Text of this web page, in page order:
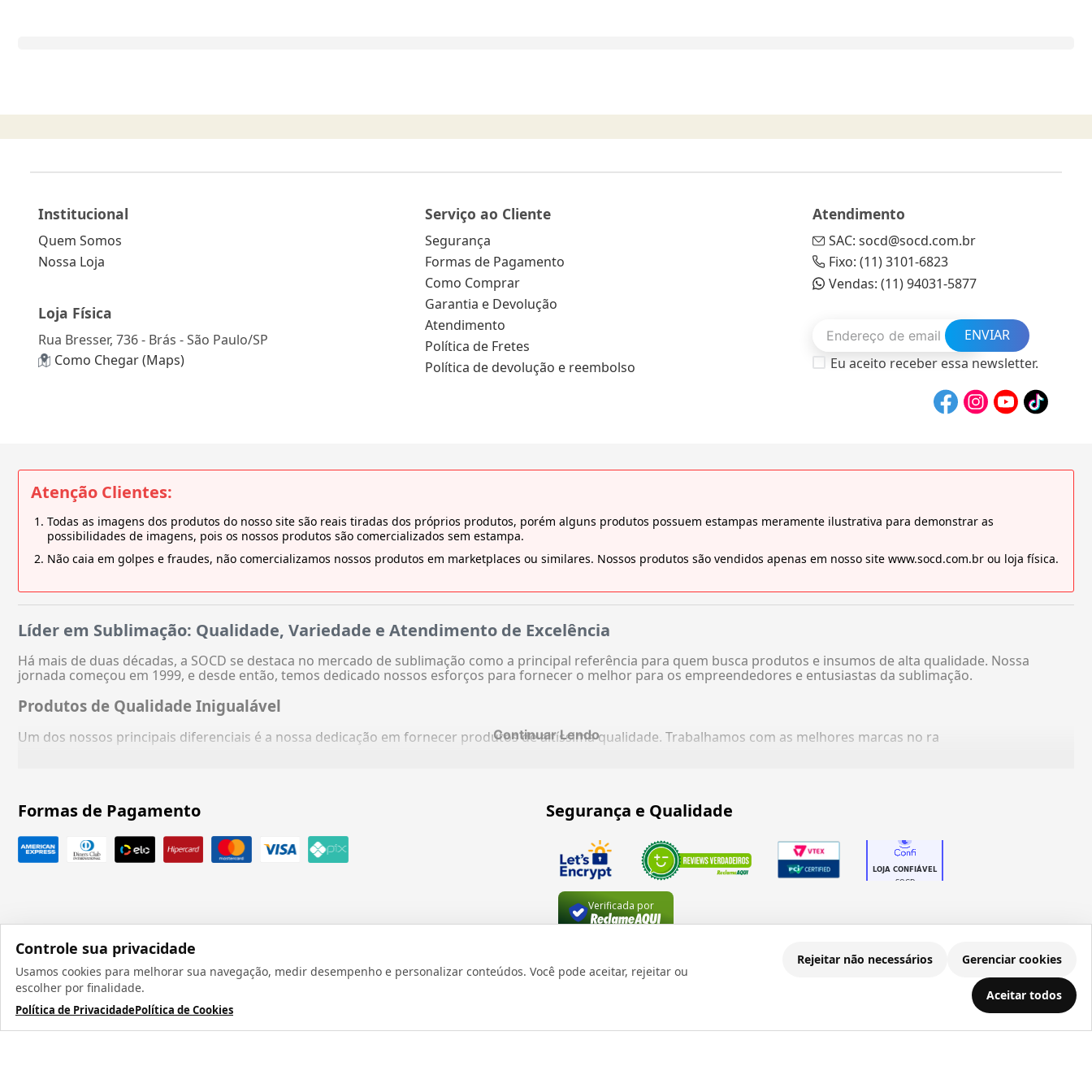
Controle sua privacidade
Usamos cookies para melhorar sua navegação, medir desempenho e personalizar conteúdos. Você pode aceitar, rejeitar ou
escolher por finalidade.
Política de PrivacidadePolítica de Cookies
Rejeitar não necessários Gerenciar cookies
Aceitar todos
Institucional
Quem Somos
Nossa Loja
Loja Física
Rua Bresser, 736 - Brás - São Paulo/SP
Como Chegar (Maps)
Serviço ao Cliente
Segurança
Formas de Pagamento
Como Comprar
Garantia e Devolução
Atendimento
Política de Fretes
Política de devolução e reembolso
Atendimento
SAC: socd@socd.com.br
Fixo: (11) 3101-6823
Vendas: (11) 94031-5877
ENVIAR
Eu aceito receber essa newsletter.
Atenção Clientes:
Todas as imagens dos produtos do nosso site são reais tiradas dos próprios produtos, porém alguns produtos possuem estampas meramente ilustrativa para demonstrar as
possibilidades de imagens, pois os nossos produtos são comercializados sem estampa.
Não caia em golpes e fraudes, não comercializamos nossos produtos em marketplaces ou similares. Nossos produtos são vendidos apenas em nosso site www.socd.com.br ou loja física.
Líder em Sublimação: Qualidade, Variedade e Atendimento de Excelência
Há mais de duas décadas, a SOCD se destaca no mercado de sublimação como a principal referência para quem busca produtos e insumos de alta qualidade. Nossa
jornada começou em 1999, e desde então, temos dedicado nossos esforços para fornecer o melhor para os empreendedores e entusiastas da sublimação.
Produtos de Qualidade Inigualável
Um dos nossos principais diferenciais é a nossa dedicação em fornecer produtos de altíssima qualidade. Trabalhamos com as melhores marcas no ra
Continuar Lendo
Formas de Pagamento Segurança e Qualidade
Verificada por